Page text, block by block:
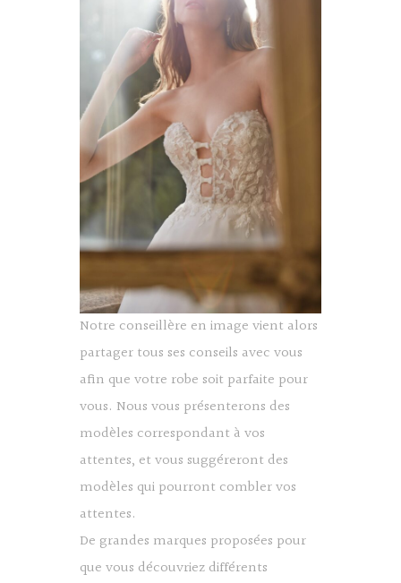
Notre conseillère en image vient alors
partager tous ses conseils avec vous
afin que votre robe soit parfaite pour
vous. Nous vous présenterons des
modèles correspondant à vos
attentes, et vous suggéreront des
modèles qui pourront combler vos
attentes.
De grandes marques proposées pour
que vous découvriez différents